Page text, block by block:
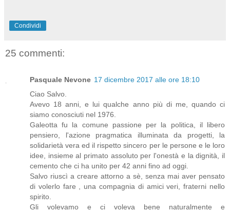
Condividi
25 commenti:
Pasquale Nevone 17 dicembre 2017 alle ore 18:10
Ciao Salvo.
Avevo 18 anni, e lui qualche anno più di me, quando ci
siamo conosciuti nel 1976.
Galeotta fu la comune passione per la politica, il libero
pensiero, l'azione pragmatica illuminata da progetti, la
solidarietà vera ed il rispetto sincero per le persone e le loro
idee, insieme al primato assoluto per l'onestà e la dignità, il
cemento che ci ha unito per 42 anni fino ad oggi.
Salvo riuscì a creare attorno a sè, senza mai aver pensato
di volerlo fare , una compagnia di amici veri, fraterni nello
spirito.
Gli volevamo e ci voleva bene naturalmente e